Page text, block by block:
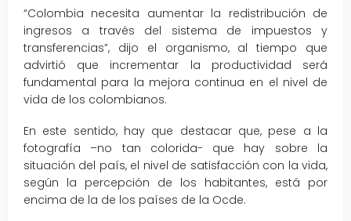
“Colombia necesita aumentar la redistribución de
ingresos a través del sistema de impuestos y
transferencias”, dijo el organismo, al tiempo que
advirtió que incrementar la productividad será
fundamental para la mejora continua en el nivel de
vida de los colombianos.
En este sentido, hay que destacar que, pese a la
fotografía –no tan colorida- que hay sobre la
situación del país, el nivel de satisfacción con la vida,
según la percepción de los habitantes, está por
encima de la de los países de la Ocde.